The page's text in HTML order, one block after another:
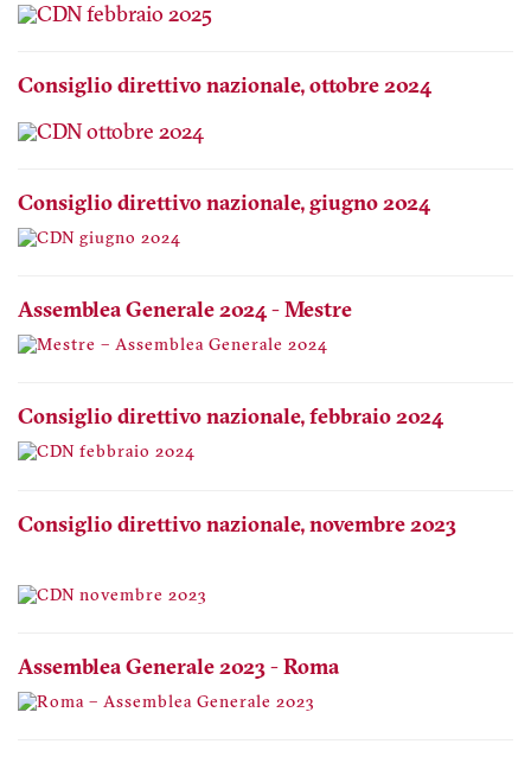
Consiglio direttivo nazionale, ottobre 2024
Consiglio direttivo nazionale, giugno 2024
Assemblea Generale 2024 - Mestre
Consiglio direttivo nazionale, febbraio 2024
Consiglio direttivo nazionale, novembre 2023
Assemblea Generale 2023 - Roma